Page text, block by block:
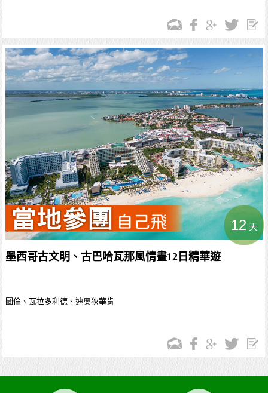
12天
墨西哥古文明、古巴哈瓦那風情畫12日精華遊
圖倫、瓦拉多利德、迪奧狄華肯